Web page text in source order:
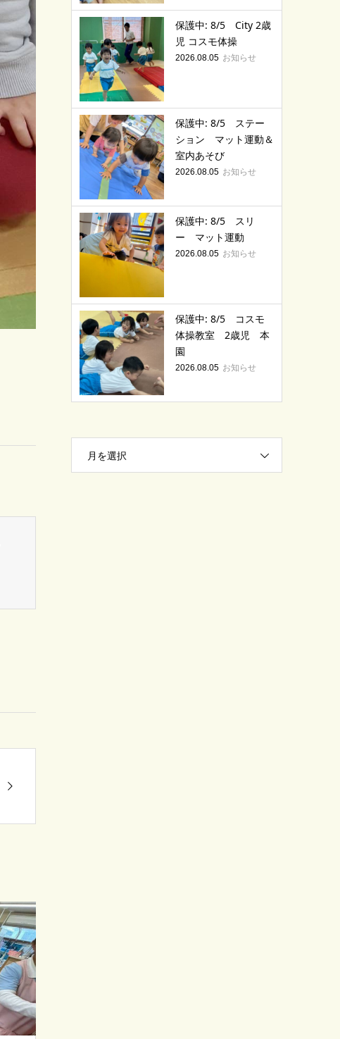
保護中: 8/5 City 2歳
児 コスモ体操
2026.08.05 お知らせ
保護中: 8/5 ステー
ション マット運動＆
室内あそび
2026.08.05 お知らせ
保護中: 8/5 スリ
ー マット運動
2026.08.05 お知らせ
保護中: 8/5 コスモ
体操教室 2歳児 本
園
2026.08.05 お知らせ
月を選択